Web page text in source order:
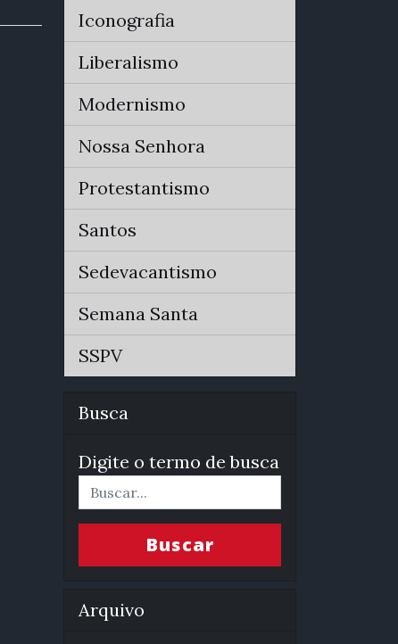
Iconografia
Liberalismo
Modernismo
Nossa Senhora
Protestantismo
Santos
Sedevacantismo
Semana Santa
SSPV
Busca
Digite o termo de busca
Buscar
Arquivo